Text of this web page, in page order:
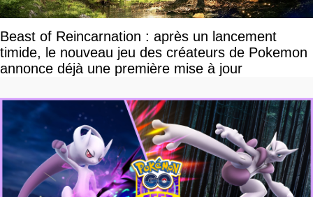
Beast of Reincarnation : après un lancement
timide, le nouveau jeu des créateurs de Pokemon
annonce déjà une première mise à jour